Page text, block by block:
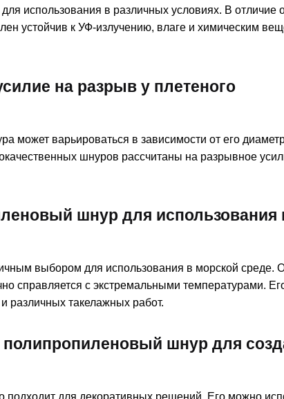
использования в различных условиях. В отличие
устойчив к УФ-излучению, влаге и химическим
на разрыв у плетеного
может варьироваться в зависимости от его
шнуров рассчитаны на разрывное
шнур для использования
выбором для использования в морской среде.
справляется с экстремальными температурами.
различных такелажных работ.
шнур для
для декоративных решений. Его можно